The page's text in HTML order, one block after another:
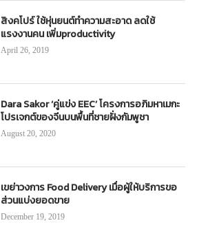
สิงคโปร์ ใช้หุ่นยนต์ทำความสะอาด ลดใช้
แรงงานคน เพิ่มproductivity
April 26, 2019
Dara Sakor ‘คู่แข่ง EEC’ โครงการอภิมหาเมกะ
โปรเจกต์ของจีนบนพื้นที่ชายฝั่งกัมพูชา
August 20, 2020
เขย่าวงการ Food Delivery เมื่อผู้ให้บริการขอ
ส่วนแบ่งยอดขาย
December 19, 2019